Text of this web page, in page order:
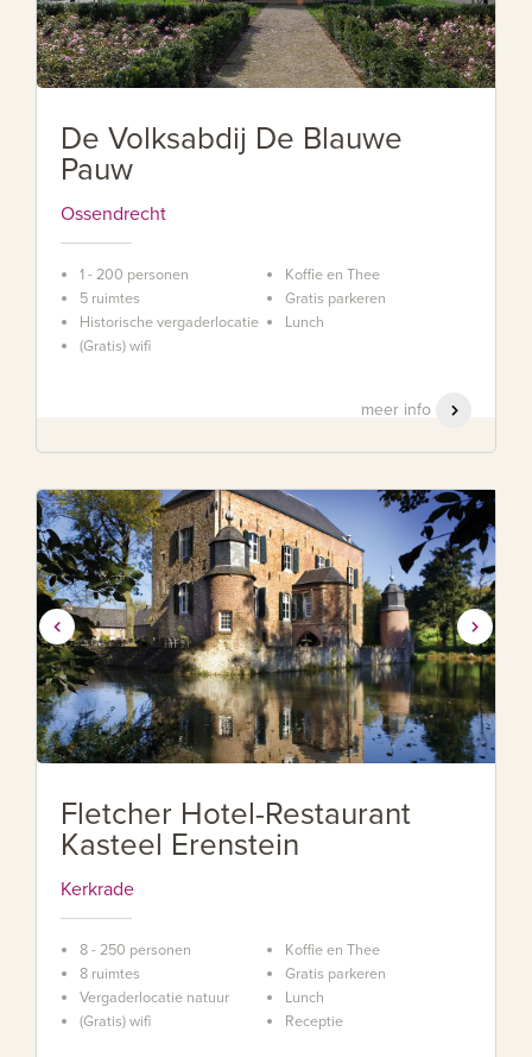
De Volksabdij De Blauwe
Pauw
Ossendrecht
1 - 200 personen
5 ruimtes
Historische vergaderlocatie
(Gratis) wifi
Koffie en Thee
Gratis parkeren
Lunch
meer info
Fletcher Hotel-Restaurant
Kasteel Erenstein
Kerkrade
8 - 250 personen
8 ruimtes
Vergaderlocatie natuur
(Gratis) wifi
Koffie en Thee
Gratis parkeren
Lunch
Receptie